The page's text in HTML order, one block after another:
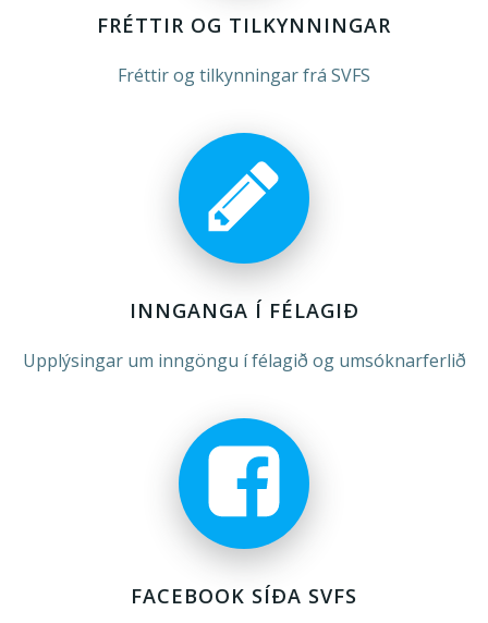
FRÉTTIR OG TILKYNNINGAR
Fréttir og tilkynningar frá SVFS
INNGANGA Í FÉLAGIÐ
Upplýsingar um inngöngu í félagið og umsóknarferlið
FACEBOOK SÍÐA SVFS